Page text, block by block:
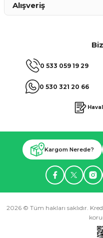
0 533 059 19 29
0 530 321 20 66
Alışveriş
Kargom Nerede?
2026 © Tüm hakları saklıdır.